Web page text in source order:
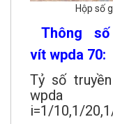
Hộp số
Thông
vít wpda 70:
Tỷ số
i=1/10,1/